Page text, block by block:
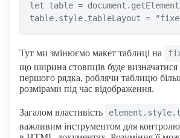
let table =
Тут ми змінюємо макет таблиці на
що ширина стовпців буде визначатися
першого рядка, роблячи таблицю
розмірами під час відображення.
Загалом властивість
важливим інструментом для